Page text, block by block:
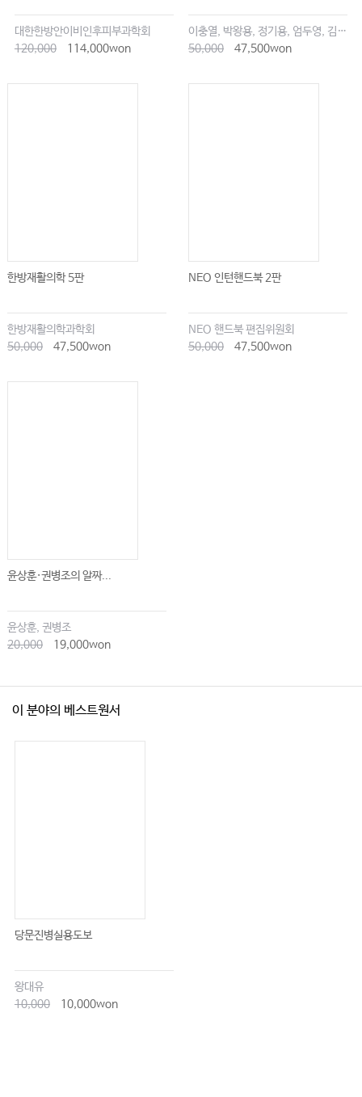
대한한방안이비인후피부과학회
120,000
114,000won
이충열, 박왕용, 정기용, 엄두영, 김창업
50,000
47,500won
한방재활의학 5판
한방재활의학과학회
50,000
47,500won
NEO 인턴핸드북 2판
NEO 핸드북 편집위원회
50,000
47,500won
윤상훈·권병조의 알짜...
윤상훈, 권병조
20,000
19,000won
이 분야의 베스트원서
당문진병실용도보
왕대유
10,000
10,000won